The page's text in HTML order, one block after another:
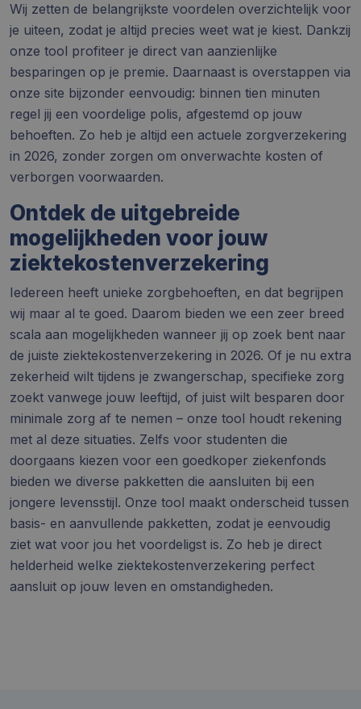
Wij zetten de belangrijkste voordelen overzichtelijk voor
je uiteen, zodat je altijd precies weet wat je kiest. Dankzij
onze tool profiteer je direct van aanzienlijke
besparingen op je premie. Daarnaast is overstappen via
onze site bijzonder eenvoudig: binnen tien minuten
regel jij een voordelige polis, afgestemd op jouw
behoeften. Zo heb je altijd een actuele zorgverzekering
in 2026, zonder zorgen om onverwachte kosten of
verborgen voorwaarden.
Ontdek de uitgebreide
mogelijkheden voor jouw
ziektekostenverzekering
Iedereen heeft unieke zorgbehoeften, en dat begrijpen
wij maar al te goed. Daarom bieden we een zeer breed
scala aan mogelijkheden wanneer jij op zoek bent naar
de juiste ziektekostenverzekering in 2026. Of je nu extra
zekerheid wilt tijdens je zwangerschap, specifieke zorg
zoekt vanwege jouw leeftijd, of juist wilt besparen door
minimale zorg af te nemen – onze tool houdt rekening
met al deze situaties. Zelfs voor studenten die
doorgaans kiezen voor een goedkoper ziekenfonds
bieden we diverse pakketten die aansluiten bij een
jongere levensstijl. Onze tool maakt onderscheid tussen
basis- en aanvullende pakketten, zodat je eenvoudig
ziet wat voor jou het voordeligst is. Zo heb je direct
helderheid welke ziektekostenverzekering perfect
aansluit op jouw leven en omstandigheden.